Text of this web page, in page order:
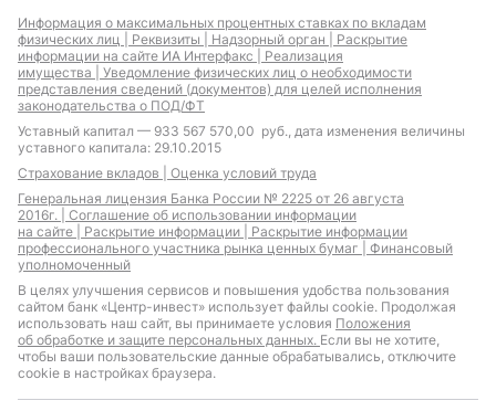
Информация о максимальных процентных ставках по вкладам
физических лиц | Реквизиты | Надзорный орган | Раскрытие
информации на сайте ИА Интерфакс | Реализация
имущества | Уведомление физических лиц о необходимости
представления сведений (документов) для целей исполнения
законодательства о ПОД/ФТ
Уставный капитал — 933 567 570,00 руб., дата изменения величины
уставного капитала: 29.10.2015
Страхование вкладов | Оценка условий труда
Генеральная лицензия Банка России № 2225 от 26 августа
2016г. | Соглашение об использовании информации
на сайте | Раскрытие информации | Раскрытие информации
профессионального участника рынка ценных бумаг | Финансовый
уполномоченный
В целях улучшения сервисов и повышения удобства пользования
сайтом банк «Центр-инвест» использует файлы cookie. Продолжая
использовать наш сайт, вы принимаете условия Положения
об обработке и защите персональных данных. Если вы не хотите,
чтобы ваши пользовательские данные обрабатывались, отключите
cookie в настройках браузера.